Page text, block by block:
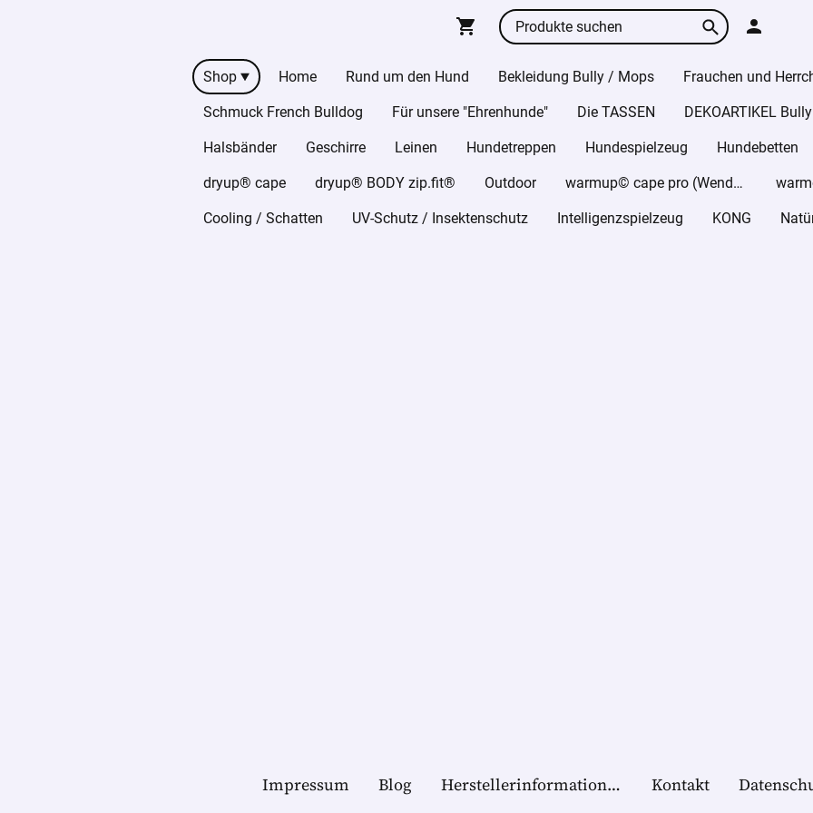
Shop Home Rund um den Hund Bekleidung Bully / Mops Frauchen und
Schmuck French Bulldog Für unsere "Ehrenhunde" Die TASSEN DEKOARTIKEL
Halsbänder Geschirre Leinen Hundetreppen Hundespielzeug Hundebetten
dryup® cape dryup® BODY zip.fit® Outdoor warmup© cape pro (Wende-Cape)
Cooling / Schatten UV-Schutz / Insektenschutz Intelligenzspielzeug KONG
Impressum Blog Herstellerinformationen Kontakt